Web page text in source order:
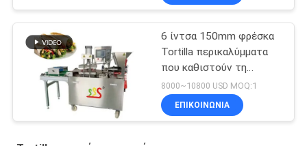
6 ίντσα 150mm φρέσκα
Tortilla περικαλύμματα
που καθιστούν τη
μηχανή πλήρη αυτόματο
8000~10800 USD MOQ:1
ΕΠΙΚΟΙΝΩΝΊΑ